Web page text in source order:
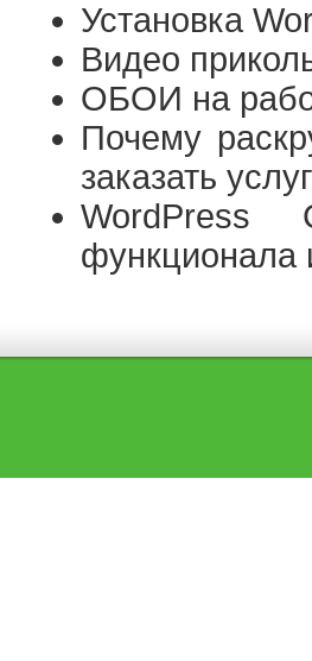
Установка
Видео
ОБОИ на
Почему
заказать
функционала